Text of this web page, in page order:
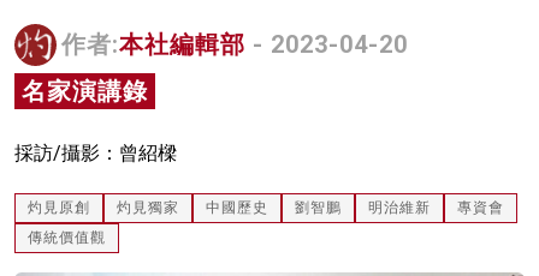
灼見活動
關於我們
作者:本社編輯部 - 2023-04-20
名家演講錄
採訪/攝影：曾紹樑
灼見原創 灼見獨家 中國歷史 劉智鵬 明治維新
專資會
傳統價值觀